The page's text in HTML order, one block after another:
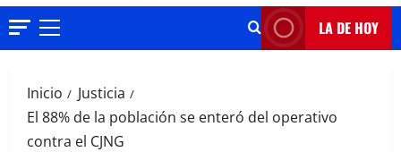
Menú
LA DE HOY
Inicio
Justicia
El 88% de la población se enteró del operativo
contra el CJNG